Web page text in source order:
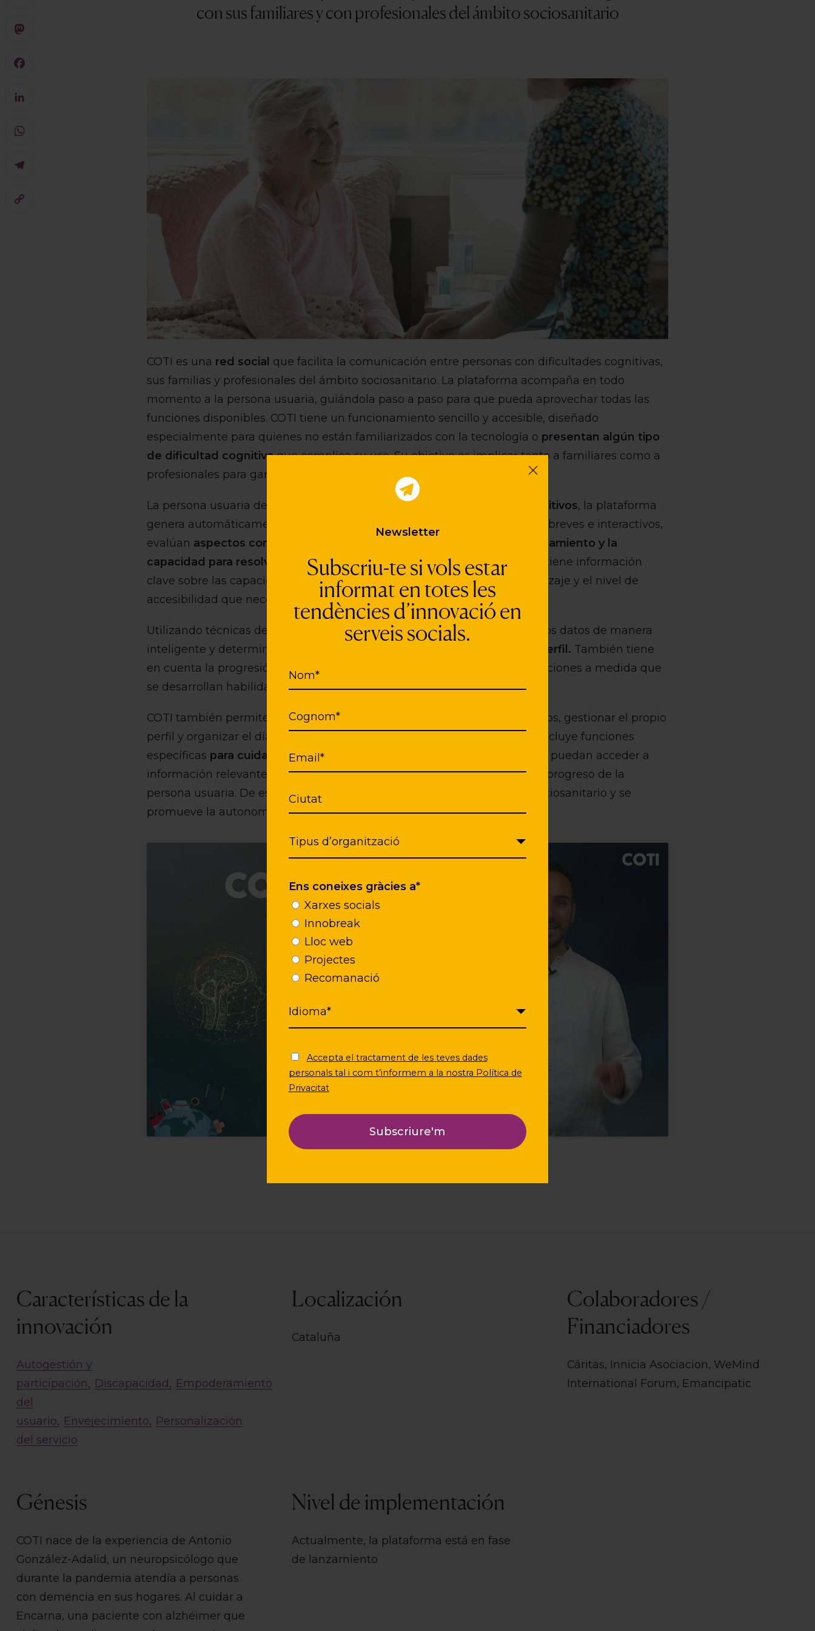
Newsletter
Subscriu-te si vols estar
informat en totes les
tendències d’innovació en
serveis socials.
Nom*
Cognom*
Email*
Ciutat
Ens coneixes gràcies a*
Xarxes socials
Innobreak
Lloc web
Projectes
Recomanació
Accepta el tractament de les teves dades
personals tal i com t’informem a la nostra Política de
Privacitat
con sus familiares y con profesionales del ámbito sociosanitario
COTI es una red social que facilita la comunicación entre personas con dificultades cognitivas,
sus familias y profesionales del ámbito sociosanitario. La plataforma acompaña en todo
momento a la persona usuaria, guiándola paso a paso para que pueda aprovechar todas las
funciones disponibles. COTI tiene un funcionamiento sencillo y accesible, diseñado
especialmente para quienes no están familiarizados con la tecnología o presentan algún tipo
de dificultad cognitivaque complica su uso. Su objetivo es implicar tanto a familiares como a
profesionales para garantizar una experiencia digital fluida e inclusiva.
La persona usuaria debe crear una cuenta y, a través de dos juegos cognitivos, la plataforma
genera automáticamente una configuración personalizada. Estos juegos, breves e interactivos,
evalúan aspectos como la memoria, la atención, la velocidad de procesamiento y la
capacidad para resolver problemas.A partir de esta evaluación, COTI obtiene información
clave sobre las capacidades cognitivas de la persona, su ritmo de aprendizaje y el nivel de
accesibilidad que necesita.
Utilizando técnicas de aprendizaje automático, la plataforma interpreta los datos de manera
inteligente y determina
qué modalidad de uso se ajusta mejor a cada perfil. También tiene
en cuenta la progresión de la persona, permitiendo introducir nuevas funciones a medida que
se desarrollan habilidades o adaptarlas en caso de deterioro cognitivo.
COTI también permite enviar mensajes, consultar el perfil de otros usuarios, gestionar el propio
perfil y organizar el día a día mediante una agenda integrada. Además, incluye funciones
específicas para cuidadores, familiares y profesionales,
con el fin de que puedan acceder a
información relevante, organizar actividades y hacer un seguimiento del progreso de la
persona usuaria. De esta manera, se mejora la coordinación del apoyo sociosanitario y se
promueve la autonomía digital.
Haz clic para aceptar cookies de
Características de la
innovación
Autogestión y
participación
Discapacidad
Empoderamiento
del
usuario
Envejecimiento
Personalización
del servicio
Localización
Cataluña
Colaboradores /
Financiadores
Cáritas, Innicia Asociacion, WeMind
International Forum, Emancipatic
Génesis
COTI nace de la experiencia de Antonio
González-Adalid, un neuropsicólogo que
durante la pandemia atendía a personas
con demencia en sus hogares. Al cuidar a
Encarna, una paciente con alzhéimer que
Nivel de implementación
Actualmente, la plataforma está en fase
de lanzamiento
Mastodon
Facebook
LinkedIn
WhatsApp
Telegram